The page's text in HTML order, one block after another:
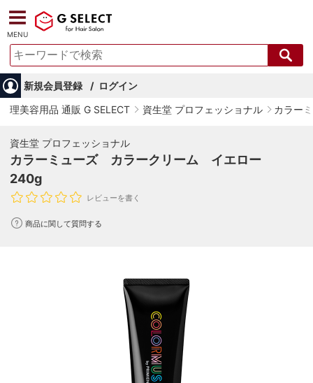
MENU
新規会員登録
ログイン
理美容用品 通販 G SELECT
資生堂 プロフェッショナル カラー
資生堂 プロフェッショナル
カラーミューズ カラークリーム イエロー
240g
レビューを書く
商品に関して質問する